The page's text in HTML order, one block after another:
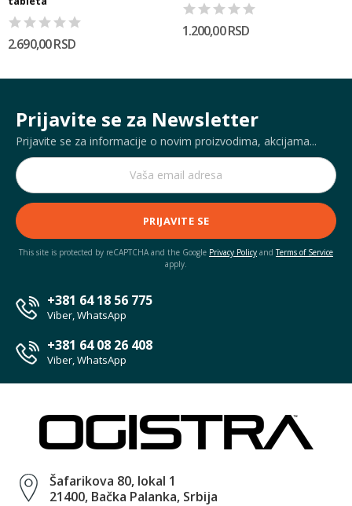
2.690,00 RSD
1.200,00 RSD
Prijavite se za Newsletter
Prijavite se za informacije o novim proizvodima, akcijama...
PRIJAVITE SE
This site is protected by reCAPTCHA and the Google Privacy Policy andTerms of Service
apply.
+381 64 18 56 775
Viber, WhatsApp
+381 64 08 26 408
Viber, WhatsApp
Šafarikova 80, lokal 1
21400, Bačka Palanka, Srbija